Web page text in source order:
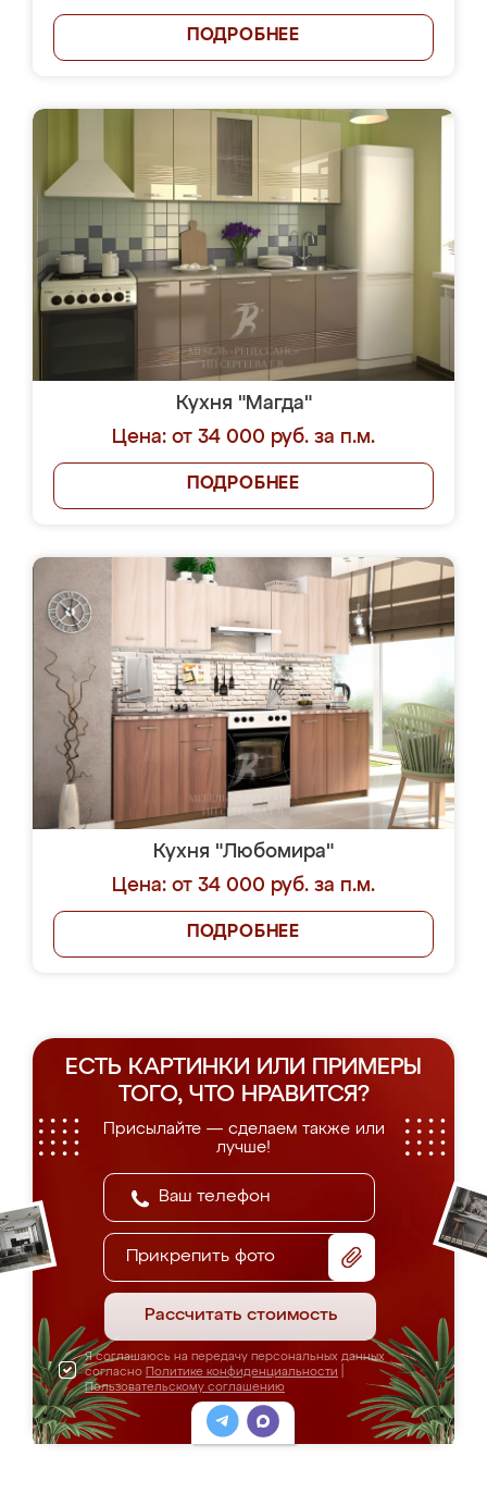
ПОДРОБНЕЕ
Кухня "Магда"
Цена: от 34 000 руб. за п.м.
ПОДРОБНЕЕ
Кухня "Любомира"
Цена: от 34 000 руб. за п.м.
ПОДРОБНЕЕ
ЕСТЬ КАРТИНКИ ИЛИ ПРИМЕРЫ
ТОГО, ЧТО НРАВИТСЯ?
Присылайте — сделаем также или
лучше!
Прикрепить фото
Рассчитать стоимость
Я соглашаюсь на передачу персональных данных
согласно Политике конфиденциальности
Пользовательскому соглашению